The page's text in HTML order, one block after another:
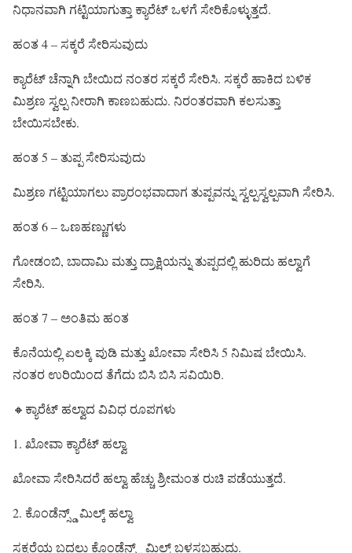
ನಿಧಾನವಾಗಿ ಗಟ್ಟಿಯಾಗುತ್ತಾ ಕ್ಯಾರೆಟ್ ಒಳಗೆ ಸೇರಿಕೊಳ್ಳುತ್ತದೆ.
ಹಂತ 4 – ಸಕ್ಕರೆ ಸೇರಿಸುವುದು
ಕ್ಯಾರೆಟ್ ಚೆನ್ನಾಗಿ ಬೇಯಿದ ನಂತರ ಸಕ್ಕರೆ ಸೇರಿಸಿ. ಸಕ್ಕರೆ ಹಾಕಿದ ಬಳಿಕ
ಮಿಶ್ರಣ ಸ್ವಲ್ಪ ನೀರಾಗಿ ಕಾಣಬಹುದು. ನಿರಂತರವಾಗಿ ಕಲಸುತ್ತಾ
ಬೇಯಿಸಬೇಕು.
ಹಂತ 5 – ತುಪ್ಪ ಸೇರಿಸುವುದು
ಮಿಶ್ರಣ ಗಟ್ಟಿಯಾಗಲು ಪ್ರಾರಂಭವಾದಾಗ ತುಪ್ಪವನ್ನು ಸ್ವಲ್ಪಸ್ವಲ್ಪವಾಗಿ ಸೇರಿಸಿ.
ಹಂತ 6 – ಒಣಹಣ್ಣುಗಳು
ಗೋಡಂಬಿ, ಬಾದಾಮಿ ಮತ್ತು ದ್ರಾಕ್ಷಿಯನ್ನು ತುಪ್ಪದಲ್ಲಿ ಹುರಿದು ಹಲ್ವಾಗೆ
ಸೇರಿಸಿ.
ಹಂತ 7 – ಅಂತಿಮ ಹಂತ
ಕೊನೆಯಲ್ಲಿ ಏಲಕ್ಕಿ ಪುಡಿ ಮತ್ತು ಖೋವಾ ಸೇರಿಸಿ 5 ನಿಮಿಷ ಬೇಯಿಸಿ.
ನಂತರ ಉರಿಯಿಂದ ತೆಗೆದು ಬಿಸಿ ಬಿಸಿ ಸವಿಯಿರಿ.
🔸ಕ್ಯಾರೆಟ್ ಹಲ್ವಾದ ವಿವಿಧ ರೂಪಗಳು
1. ಖೋವಾ ಕ್ಯಾರೆಟ್ ಹಲ್ವಾ
ಖೋವಾ ಸೇರಿಸಿದರೆ ಹಲ್ವಾ ಹೆಚ್ಚು ಶ್ರೀಮಂತ ರುಚಿ ಪಡೆಯುತ್ತದೆ.
2. ಕೊಂಡೆನ್ಸ್ಡ್ ಮಿಲ್ಕ್ ಹಲ್ವಾ
ಸಕ್ಕರೆಯ ಬದಲು ಕೊಂಡೆನ್ಸ್ಡ್ ಮಿಲ್ಕ್ ಬಳಸಬಹುದು.